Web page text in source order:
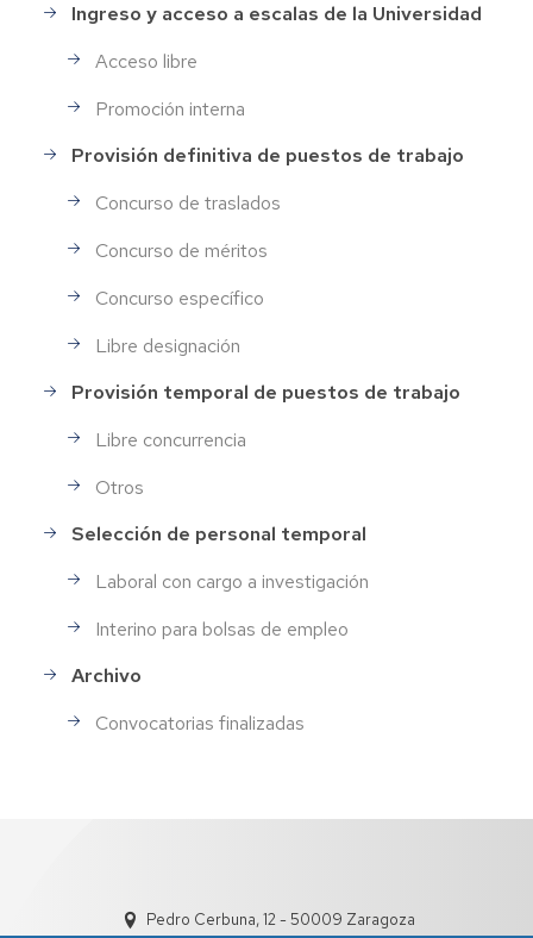
Ingreso y acceso a escalas de la Universidad
Acceso libre
Promoción interna
Provisión definitiva de puestos de trabajo
Concurso de traslados
Concurso de méritos
Concurso específico
Libre designación
Provisión temporal de puestos de trabajo
Libre concurrencia
Otros
Selección de personal temporal
Laboral con cargo a investigación
Interino para bolsas de empleo
Archivo
Convocatorias finalizadas
Pedro Cerbuna, 12 - 50009 Zaragoza